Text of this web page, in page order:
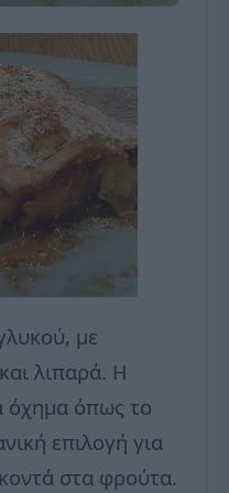
με
λιπαρά. Η
όχημα όπως το
επιλογή για
στα φρούτα.